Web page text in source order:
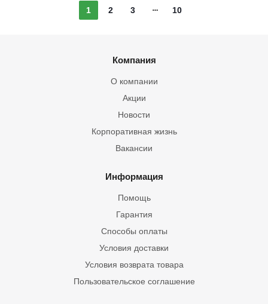
1 2 3 10
Компания
О компании
Акции
Новости
Корпоративная жизнь
Вакансии
Информация
Помощь
Гарантия
Способы оплаты
Условия доставки
Условия возврата товара
Пользовательское соглашение